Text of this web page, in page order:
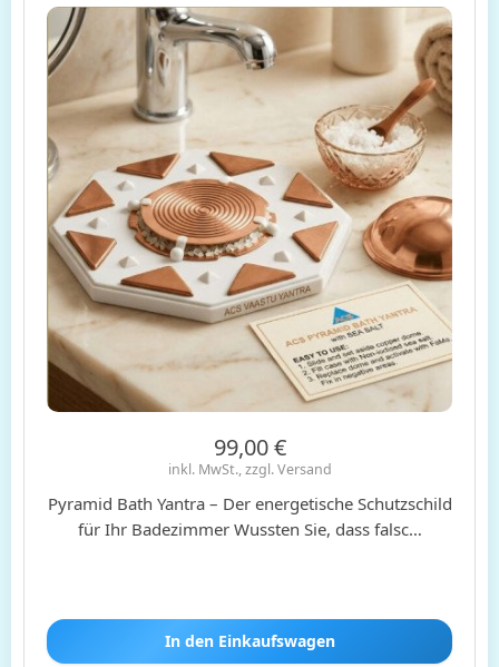
99,00 €
inkl. MwSt., zzgl. Versand
Pyramid Bath Yantra – Der energetische Schutzschild
für Ihr Badezimmer Wussten Sie, dass falsc…
In den Einkaufswagen